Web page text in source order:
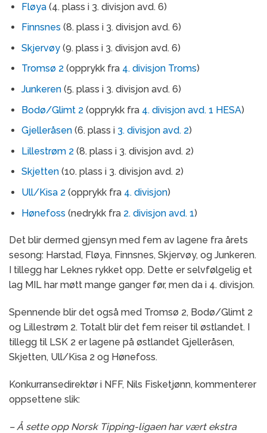
Fløya(4. plass i 3. divisjon avd. 6)
Finnsnes (8. plass i 3. divisjon avd. 6)
Skjervøy(9. plass i 3. divisjon avd. 6)
Tromsø 2(opprykk fra 4. divisjon Troms)
Junkeren(5. plass i 3. divisjon avd. 6)
Bodø/Glimt 2 (opprykk fra 4. divisjon avd. 1 HESA)
Gjelleråsen(6. plass i 3. divisjon avd. 2)
Lillestrøm 2 (8. plass i 3. divisjon avd. 2)
Skjetten(10. plass i 3. divisjon avd. 2)
Ull/Kisa 2(opprykk fra 4. divisjon)
Hønefoss (nedrykk fra 2. divisjon avd. 1)
Det blir dermed gjensyn med fem av lagene fra årets
sesong: Harstad, Fløya, Finnsnes, Skjervøy, og Junkeren.
I tillegg har Leknes rykket opp. Dette er selvfølgelig et
lag MIL har møtt mange ganger før, men da i 4. divisjon.
Spennende blir det også med Tromsø 2, Bodø/Glimt 2
og Lillestrøm 2. Totalt blir det fem reiser til østlandet. I
tillegg til LSK 2 er lagene på østlandet Gjelleråsen,
Skjetten, Ull/Kisa 2 og Hønefoss.
Konkurransedirektør i NFF, Nils Fisketjønn, kommenterer
oppsettene slik:
– Å sette opp Norsk Tipping-ligaen har vært ekstra